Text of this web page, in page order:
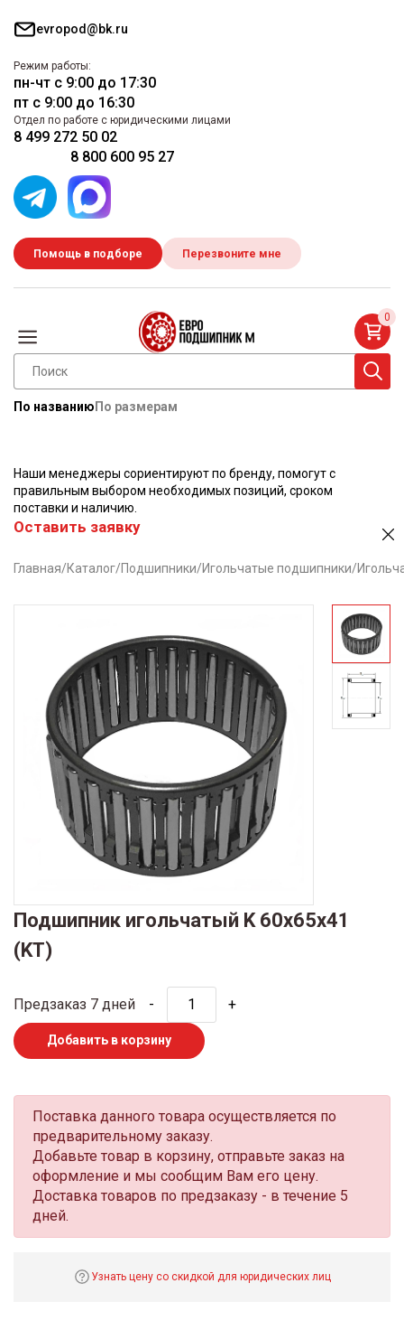
evropod@bk.ru
Режим работы:
пн-чт с 9:00 до 17:30
пт с 9:00 до 16:30
Отдел по работе с юридическими лицами
8 499 272 50 02
8 800 600 95 27
Помощь в подборе Перезвоните мне
По названию По размерам
0
Наши менеджеры сориентируют по бренду, помогут с
правильным выбором необходимых позиций, сроком
поставки и наличию.
Оставить заявку
Главная/Каталог/Подшипники/Игольчатые подшипники/
Подшипник игольчатый K 60x65x41
(KT)
Предзаказ 7 дней - +
Добавить в корзину
Поставка данного товара осуществляется по
предварительному заказу.
Добавьте товар в корзину, отправьте заказ на
оформление и мы сообщим Вам его цену.
Доставка товаров по предзаказу - в течение 5
дней.
Узнать цену со скидкой для юридических лиц